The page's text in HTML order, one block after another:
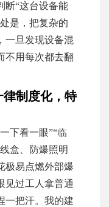
断“这台设备能
是，把复杂的
一旦发现设备混
不用每次都去翻
律制度化，特
下看一眼”“临
盒、防爆照明
极易点燃外部爆
见过工人拿普通
一把汗。我的建